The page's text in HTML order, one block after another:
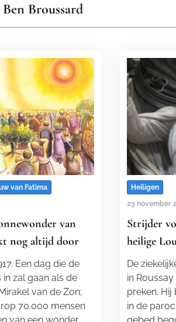
Broussard
van Fatima
van
nog altijd door
Een dag die de
in zal gaan als de
van de Zon;
70.000 mensen
Heiligen
23 november
Strijder
heilige
De
in
preken.
in de